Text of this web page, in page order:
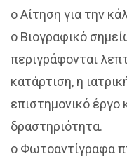
o Αίτηση για την
o Βιογραφικό
περιγράφονται
κατάρτιση, η
επιστημονικό έργο
δραστηριότητα.
o Φωτοαντίγραφα